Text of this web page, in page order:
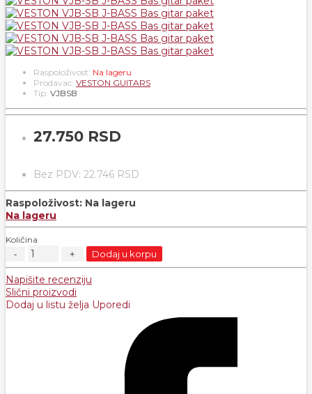
Raspoloživost: Na lageru
Prodavac: VESTON GUITARS
Tip: VJBSB
27.750 RSD
Bez PDV: 22.746 RSD
Raspoloživost: Na lageru
Na lageru
Količina
Dodaj u korpu
Napišite recenziju
Slični proizvodi
Dodaj u listu želja Uporedi